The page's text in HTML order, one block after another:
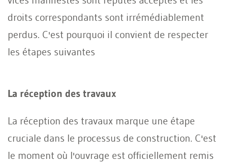
droits correspondants sont irrémédiablement
perdus. C'est pourquoi il convient de respecter
les étapes suivantes
La réception des travaux
La réception des travaux marque une étape
cruciale dans le processus de construction. C'est
le moment où l'ouvrage est officiellement remis